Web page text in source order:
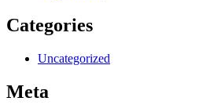
Categories
Uncategorized
Meta